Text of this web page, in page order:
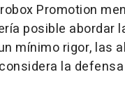
Promotion
posible abordar
mínimo rigor, las
la defensa